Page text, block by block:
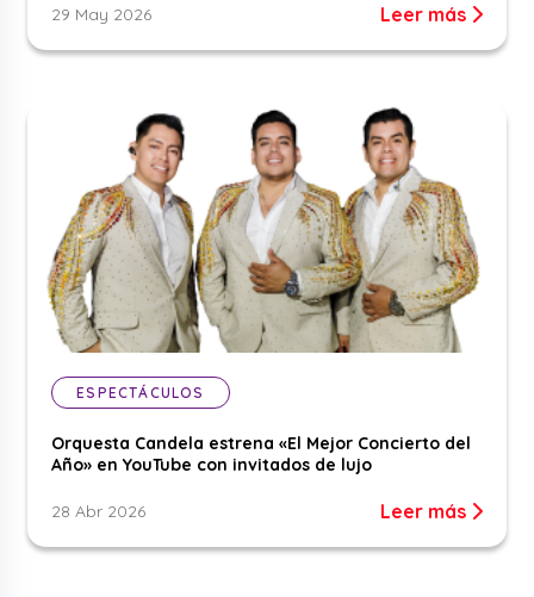
29 May 2026 Leer más
ESPECTÁCULOS
Orquesta Candela estrena «El Mejor Concierto del
Año» en YouTube con invitados de lujo
28 Abr 2026 Leer más